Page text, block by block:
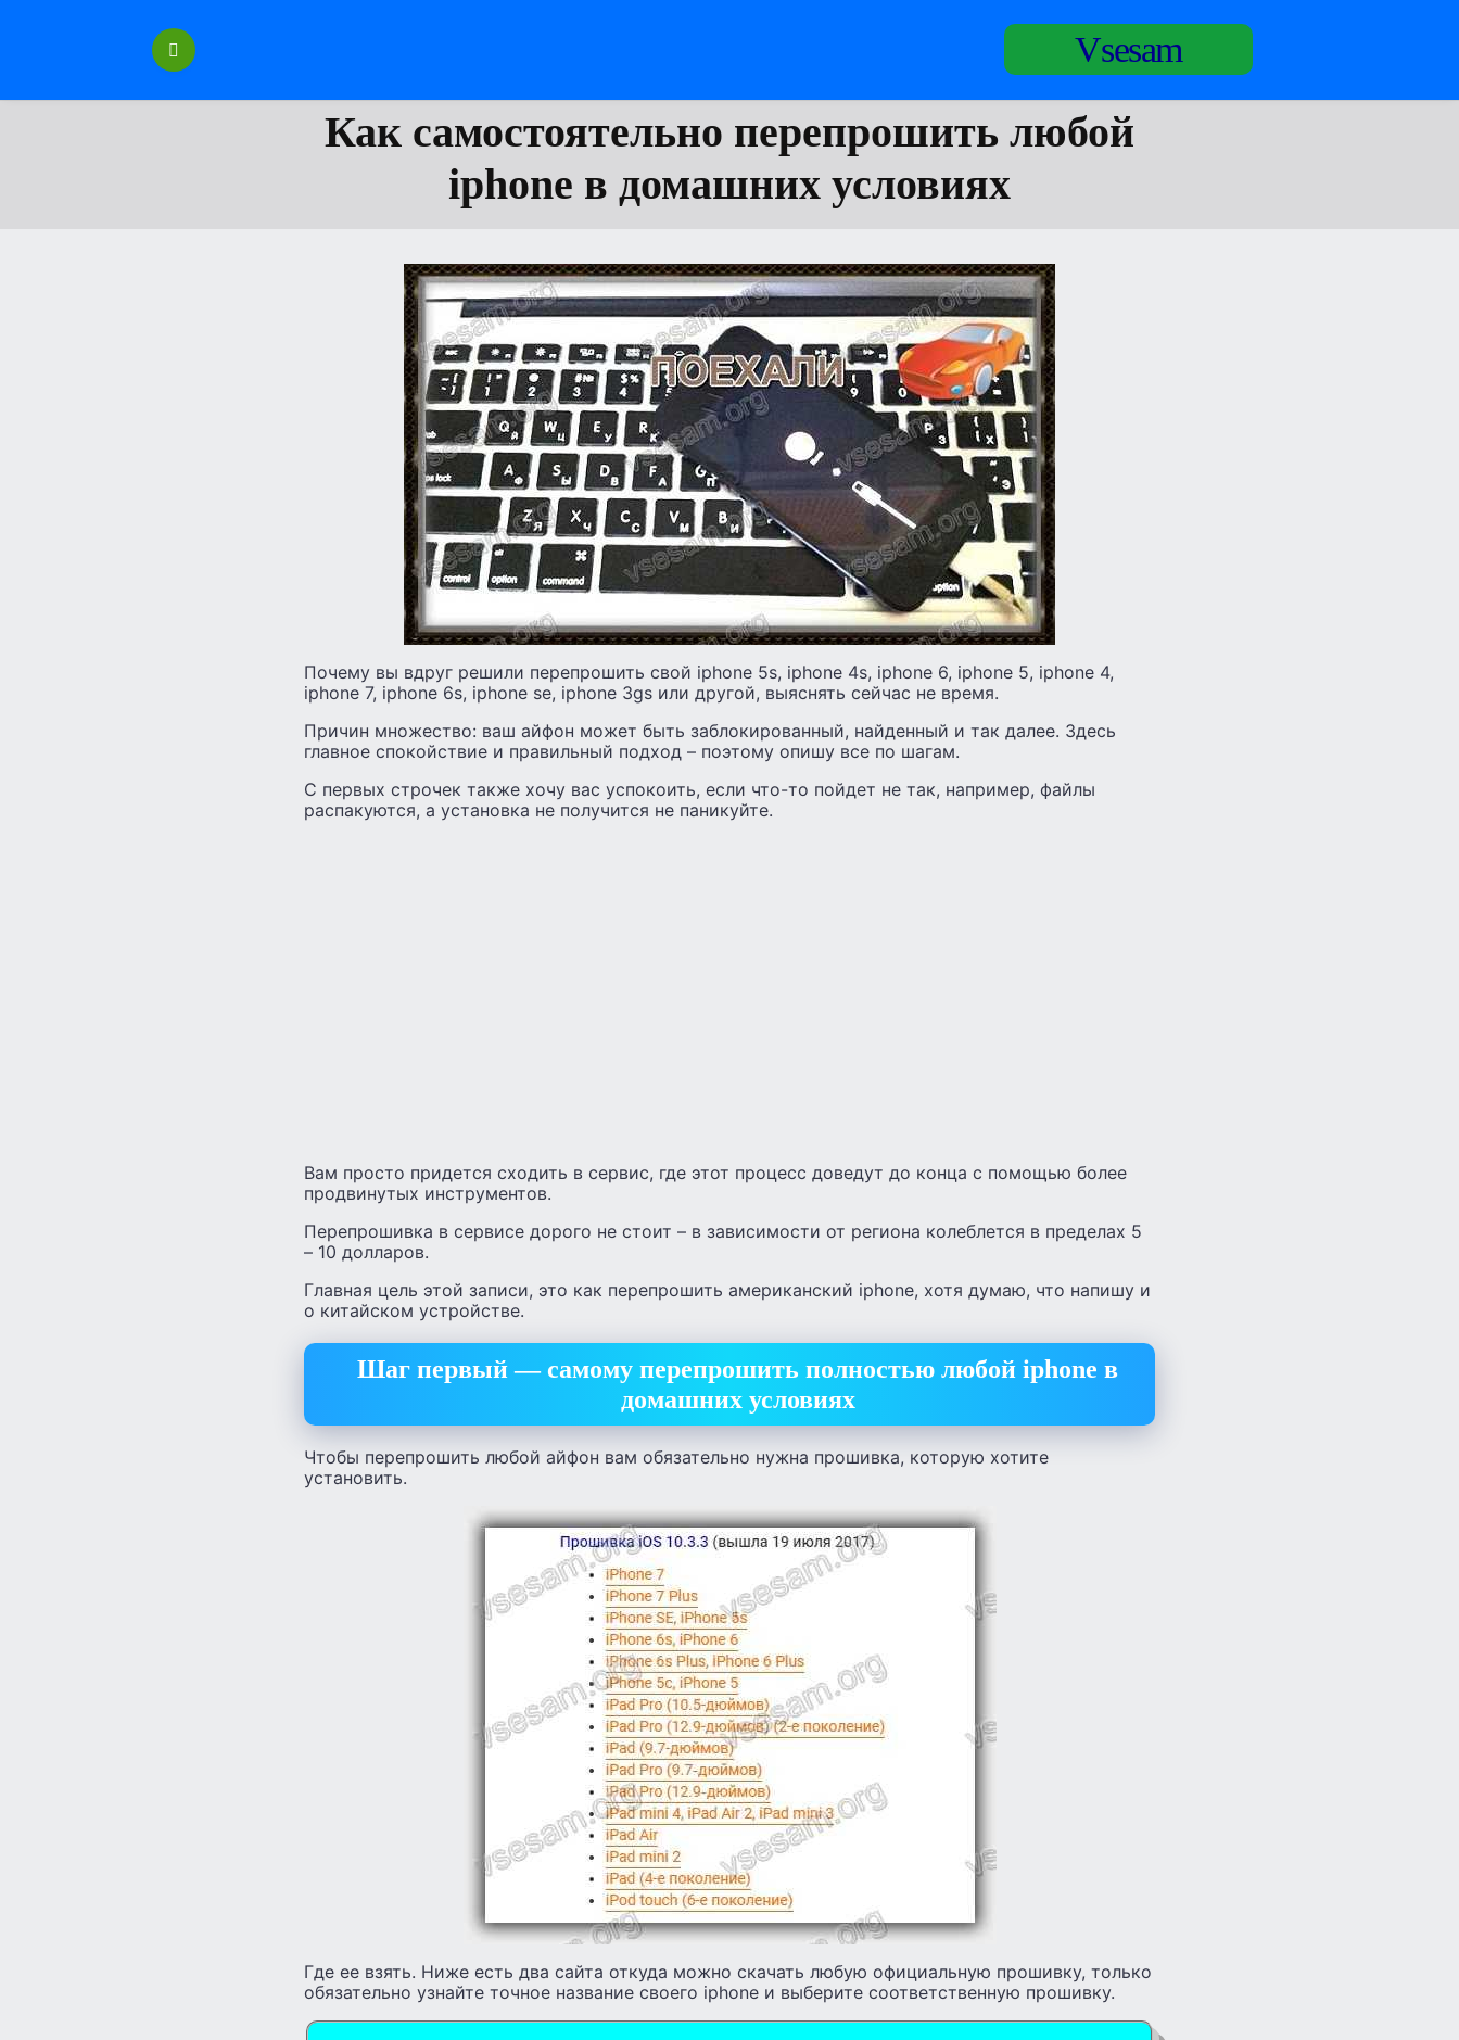
Vsesam
Как самостоятельно перепрошить любой
iphone в домашних условиях
Почему вы вдруг решили перепрошить свой iphone 5s, iphone 4s, iphone 6, iphone 5, iphone 4,
iphone 7, iphone 6s, iphone se, iphone 3gs или другой, выяснять сейчас не время.
Причин множество: ваш айфон может быть заблокированный, найденный и так далее. Здесь
главное спокойствие и правильный подход – поэтому опишу все по шагам.
С первых строчек также хочу вас успокоить, если что-то пойдет не так, например, файлы
распакуются, а установка не получится не паникуйте.
Вам просто придется сходить в сервис, где этот процесс доведут до конца с помощью более
продвинутых инструментов.
Перепрошивка в сервисе дорого не стоит – в зависимости от региона колеблется в пределах 5
– 10 долларов.
Главная цель этой записи, это как перепрошить американский iphone, хотя думаю, что напишу и
о китайском устройстве.
Шаг первый — самому перепрошить полностью любой iphone в
домашних условиях
Чтобы перепрошить любой айфон вам обязательно нужна прошивка, которую хотите
установить.
Где ее взять. Ниже есть два сайта откуда можно скачать любую официальную прошивку, только
обязательно узнайте точное название своего iphone и выберите соответственную прошивку.